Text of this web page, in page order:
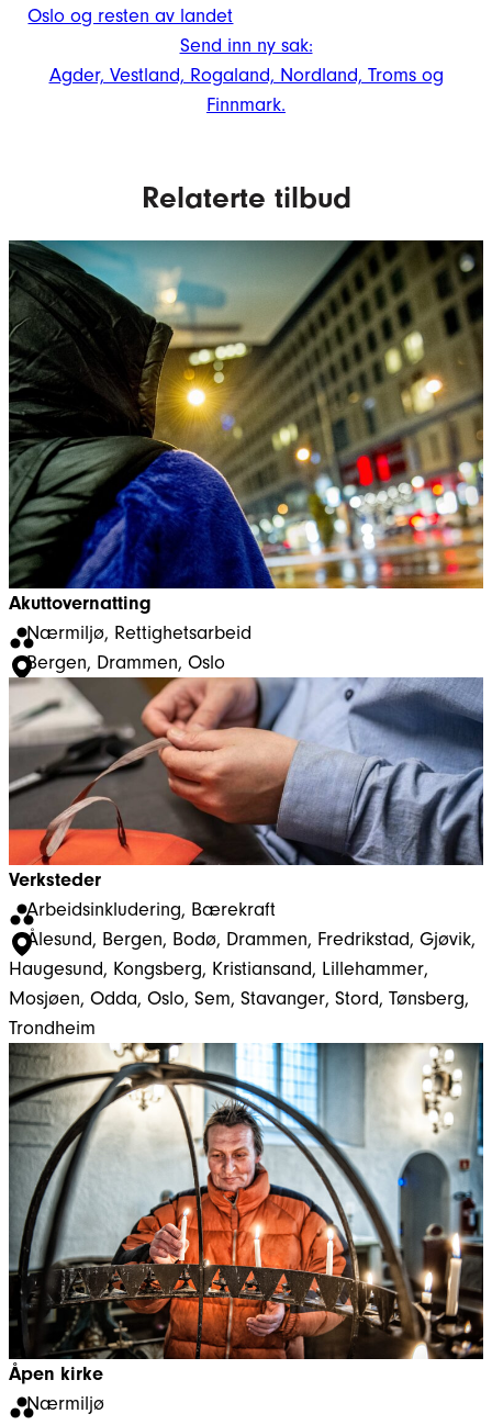
Oslo og resten av landet
Send inn ny sak:
Agder, Vestland, Rogaland, Nordland, Troms og
Finnmark.
Relaterte tilbud
Akuttovernatting
Nærmiljø, Rettighetsarbeid
Bergen, Drammen, Oslo
Verksteder
Arbeidsinkludering, Bærekraft
Ålesund, Bergen, Bodø, Drammen, Fredrikstad, Gjøvik,
Haugesund, Kongsberg, Kristiansand, Lillehammer,
Mosjøen, Odda, Oslo, Sem, Stavanger, Stord, Tønsberg,
Trondheim
Åpen kirke
Nærmiljø